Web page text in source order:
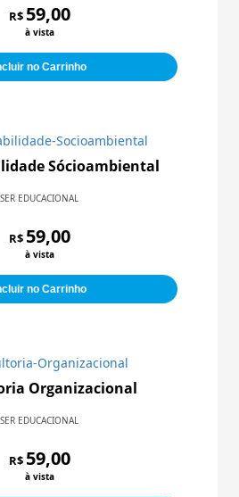
R$ 59,00
à vista
no Carrinho
Sócioambiental
SER EDUCACIONAL
R$ 59,00
à vista
no Carrinho
Organizacional
SER EDUCACIONAL
R$ 59,00
à vista